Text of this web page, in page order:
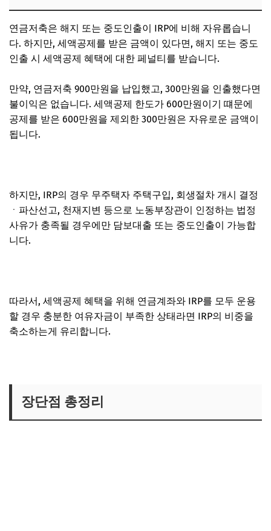
연금저축은 해지 또는 중도인출이 IRP에 비해 자유롭습니
다. 하지만, 세액공제를 받은 금액이 있다면, 해지 또는 중도
인출 시 세액공제 혜택에 대한 페널티를 받습니다.
만약, 연금저축 900만원을 납입했고, 300만원을 인출했다면
불이익은 없습니다. 세액공제 한도가 600만원이기 떄문에
공제를 받은 600만원을 제외한 300만원은 자유로운 금액이
됩니다.
하지만, IRP의 경우 무주택자 주택구입, 회생절차 개시 결정
ㆍ파산선고, 천재지변 등으로 노동부장관이 인정하는 법정
사유가 충족될 경우에만 담보대출 또는 중도인출이 가능합
니다.
따라서, 세액공제 혜택을 위해 연금계좌와 IRP를 모두 운용
할 경우 충분한 여유자금이 부족한 상태라면 IRP의 비중을
축소하는게 유리합니다.
장단점 총정리